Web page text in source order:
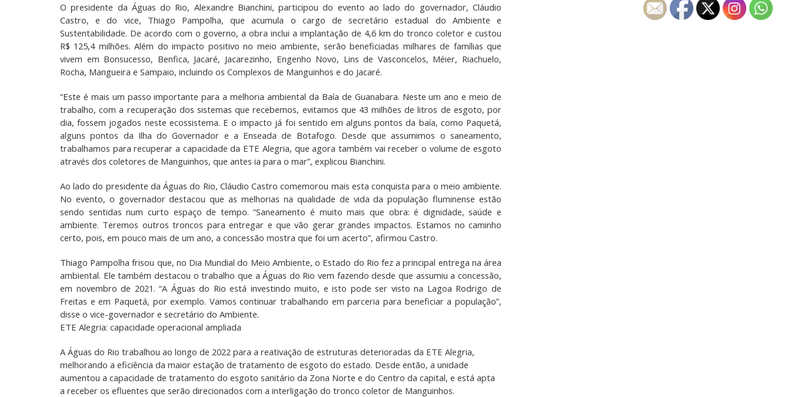
O presidente da Águas do Rio, Alexandre Bianchini, participou do evento ao lado do governador, Cláudio
Castro, e do vice, Thiago Pampolha, que acumula o cargo de secretário estadual do Ambiente e
Sustentabilidade. De acordo com o governo, a obra inclui a implantação de 4,6 km do tronco coletor e custou
R$ 125,4 milhões. Além do impacto positivo no meio ambiente, serão beneficiadas milhares de famílias que
vivem em Bonsucesso, Benfica, Jacaré, Jacarezinho, Engenho Novo, Lins de Vasconcelos, Méier, Riachuelo,
Rocha, Mangueira e Sampaio, incluindo os Complexos de Manguinhos e do Jacaré.
“Este é mais um passo importante para a melhoria ambiental da Baía de Guanabara. Neste um ano e meio de
trabalho, com a recuperação dos sistemas que recebemos, evitamos que 43 milhões de litros de esgoto, por
dia, fossem jogados neste ecossistema. E o impacto já foi sentido em alguns pontos da baía, como Paquetá,
alguns pontos da Ilha do Governador e a Enseada de Botafogo. Desde que assumimos o saneamento,
trabalhamos para recuperar a capacidade da ETE Alegria, que agora também vai receber o volume de esgoto
através dos coletores de Manguinhos, que antes ia para o mar”, explicou Bianchini.
Ao lado do presidente da Águas do Rio, Cláudio Castro comemorou mais esta conquista para o meio ambiente.
No evento, o governador destacou que as melhorias na qualidade de vida da população fluminense estão
sendo sentidas num curto espaço de tempo. “Saneamento é muito mais que obra: é dignidade, saúde e
ambiente. Teremos outros troncos para entregar e que vão gerar grandes impactos. Estamos no caminho
certo, pois, em pouco mais de um ano, a concessão mostra que foi um acerto”, afirmou Castro.
Thiago Pampolha frisou que, no Dia Mundial do Meio Ambiente, o Estado do Rio fez a principal entrega na área
ambiental. Ele também destacou o trabalho que a Águas do Rio vem fazendo desde que assumiu a concessão,
em novembro de 2021 .“A Águas do Rio está investindo muito, e isto pode ser visto na Lagoa Rodrigo de
Freitas e em Paquetá, por exemplo. Vamos continuar trabalhando em parceria para beneficiar a população”,
disse o vice-governador e secretário do Ambiente.
ETE Alegria: capacidade operacional ampliada
A Águas do Rio trabalhou ao longo de 2022 para a reativação de estruturas deterioradas da ETE Alegria,
melhorando a eficiência da maior estação de tratamento de esgoto do estado. Desde então, a unidade
aumentou a capacidade de tratamento do esgoto sanitário da Zona Norte e do Centro da capital, e está apta
a receber os efluentes que serão direcionados com a interligação do tronco coletor de Manguinhos.